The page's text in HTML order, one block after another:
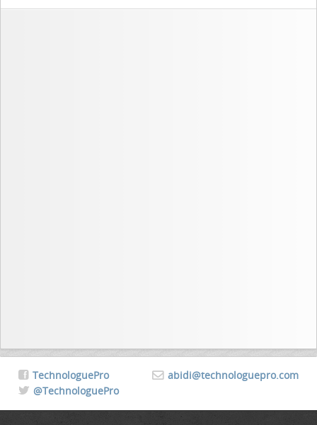
abidi@technologuepro.com
TechnologuePro
@TechnologuePro